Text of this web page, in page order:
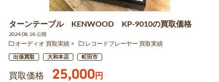
ターンテーブル KENWOOD KP-9010の買取価格
2024.08.16 公開
オーディオ 買取実績
レコードプレーヤー 買取実績
出張買取 大和本店 町田市
買取価格 25,000円